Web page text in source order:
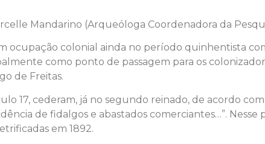
Mandarino (Arqueóloga Coordenadora da
ocupação colonial ainda no período quinhentista
como ponto de passagem para os
de Freitas.
17, cederam, já no segundo reinado, de acordo
de fidalgos e abastados comerciantes…”.
em 1892.